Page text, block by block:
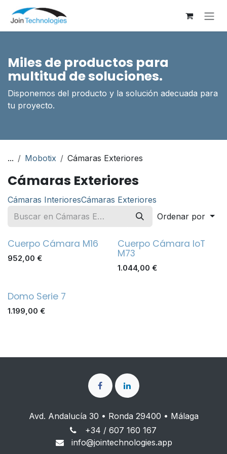
Ir al contenido
Miles de productos para
multitud de soluciones.
Disponemos del producto y la solución adecuada para
tu proyecto.
... Mobotix Cámaras Exteriores
Cámaras Exteriores
Cámaras InterioresCámaras Exteriores
Ordenar por
Cuerpo Cámara M16
952,00 €
Cuerpo Cámara IoT
M73
1.044,00 €
Domo Serie 7
1.199,00 €
Avd. Andalucía 30 • Ronda 29400 • Málaga
+34 / 607 160 167
info@jointechnologies.app